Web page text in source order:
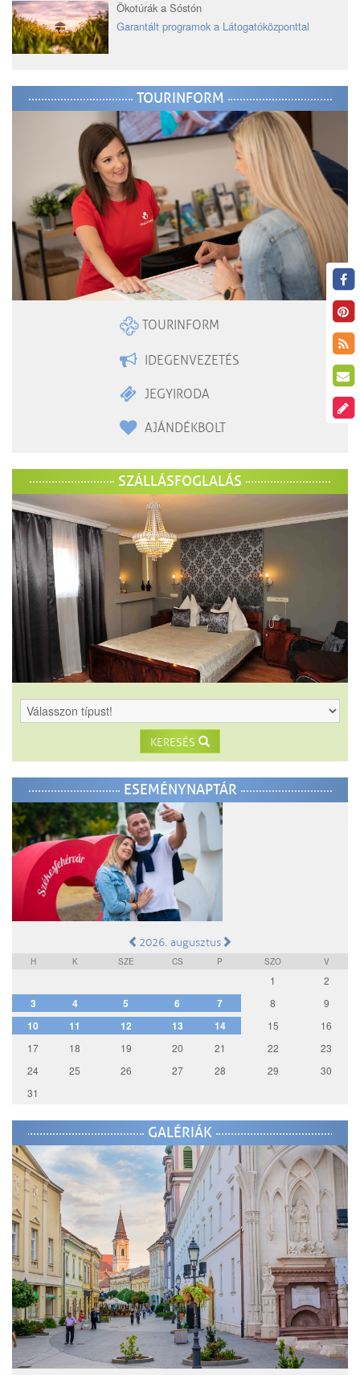
Ökotúrák a Sóstón
Garantált programok a Látogatóközponttal
TOURINFORM
TOURINFORM
IDEGENVEZETÉS
JEGYIRODA
AJÁNDÉKBOLT
SZÁLLÁSFOGLALÁS
KERESÉS
ESEMÉNYNAPTÁR
2026. augusztus
H K SZE CS P SZO V
1 2
3 4 5 6 7 8 9
10 11 12 13 14 15
16
17
18 19 20 21 22
23
24
25 26 27 28 29
30
31
GALÉRIÁK